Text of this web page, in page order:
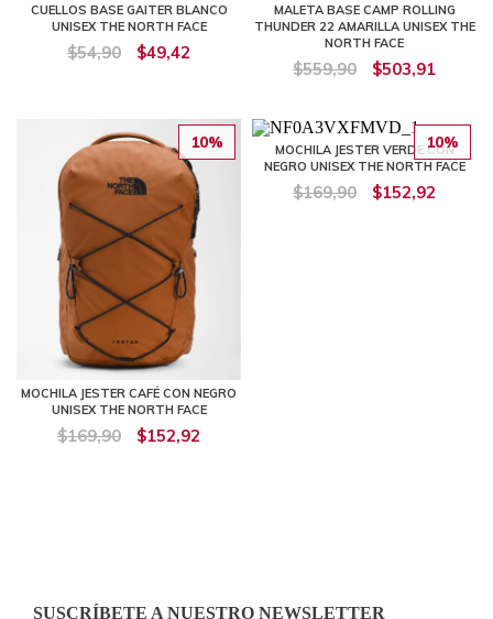
CUELLOS BASE GAITER BLANCO
UNISEX THE NORTH FACE
$54,90 $49,42
MALETA BASE CAMP ROLLING
THUNDER 22 AMARILLA UNISEX THE
NORTH FACE
$559,90 $503,91
10%
MOCHILA JESTER CAFÉ CON NEGRO
UNISEX THE NORTH FACE
$169,90 $152,92
10%
MOCHILA JESTER VERDE CON
NEGRO UNISEX THE NORTH FACE
$169,90 $152,92
SUSCRÍBETE A NUESTRO NEWSLETTER